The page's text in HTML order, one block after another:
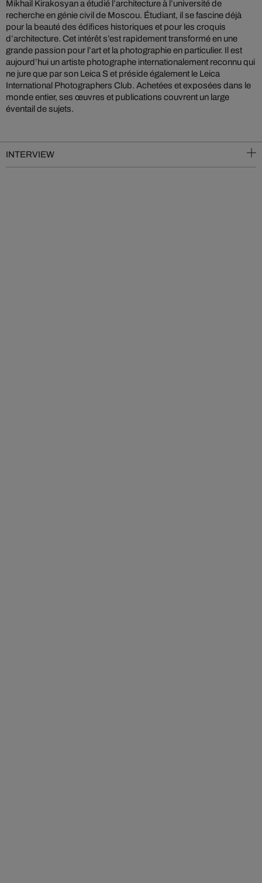
Mikhail Kirakosyan a étudié l’architecture à l’université de
recherche en génie civil de Moscou. Étudiant, il se fascine déjà
pour la beauté des édifices historiques et pour les croquis
d’architecture. Cet intérêt s’est rapidement transformé en une
grande passion pour l’art et la photographie en particulier. Il est
aujourd’hui un artiste photographe internationalement reconnu qui
ne jure que par son Leica S et préside également le Leica
International Photographers Club. Achetées et exposées dans le
monde entier, ses œuvres et publications couvrent un large
éventail de sujets.
INTERVIEW